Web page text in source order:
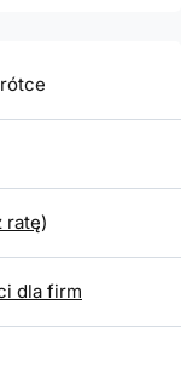
ratę)
dla firm